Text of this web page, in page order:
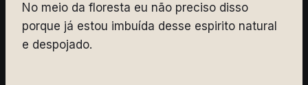
No meio da floresta eu não preciso disso
porque já estou imbuída desse espirito natural
e despojado.